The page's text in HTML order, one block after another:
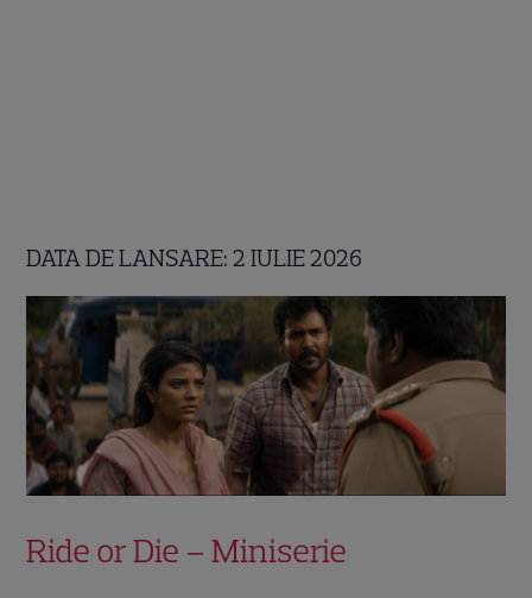
DATA DE LANSARE: 2 IULIE 2026
Ride or Die – Miniserie